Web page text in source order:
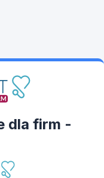
dla firm -